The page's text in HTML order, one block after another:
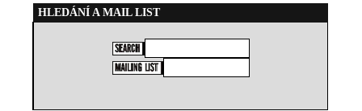
HLEDÁNÍ A MAIL LIST